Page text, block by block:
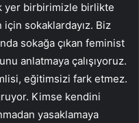
yer birbirimizle birlikte
sokaklardayız. Biz
sokağa çıkan feminist
anlatmaya çalışıyoruz.
eğitimsizi fark etmez.
Kimse kendini
yasaklamaya